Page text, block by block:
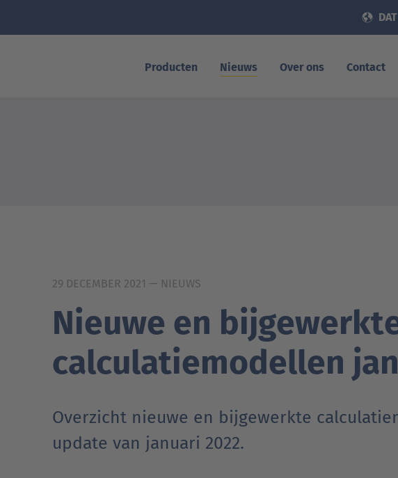
Producten Nieuws Over ons Contact
29 DECEMBER 2021 — NIEUWS
Nieuwe en
calculatiemodellen
Overzicht nieuwe en bijgewerkte
update van januari 2022.